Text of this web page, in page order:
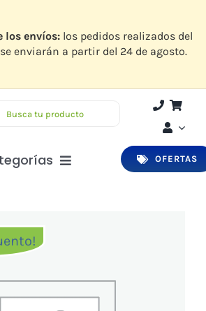
los envíos:los pedidos realizados del
enviarán a partir del 24 de agosto.
OFERTAS